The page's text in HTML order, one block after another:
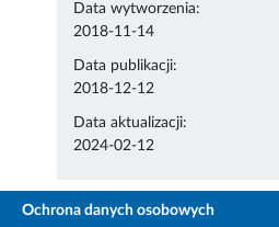
Data wytworzenia:
2018-11-14
Data publikacji:
2018-12-12
Data aktualizacji:
2024-02-12
Ochrona danych osobowych